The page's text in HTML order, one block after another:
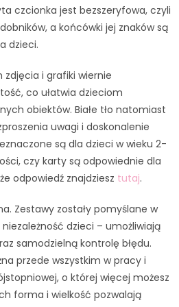
czcionka jest bezszeryfowa, czyli
a końcówki jej znaków są
dzieci.
i grafiki wiernie
co ułatwia dzieciom
obiektów. Białe tło natomiast
uwagi i doskonalenie
są dla dzieci w wieku 2-
czy karty są odpowiednie dla
odpowiedź znajdziesz tutaj.
Zestawy zostały pomyślane w
dzieci – umożliwiają
samodzielną kontrolę błędu.
przede wszystkim w pracy i
o której więcej możesz
forma i wielkość pozwalają